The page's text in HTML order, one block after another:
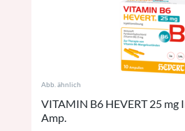
Abb. ähnlich
VITAMIN B6 HEVERT 25 mg
Amp.